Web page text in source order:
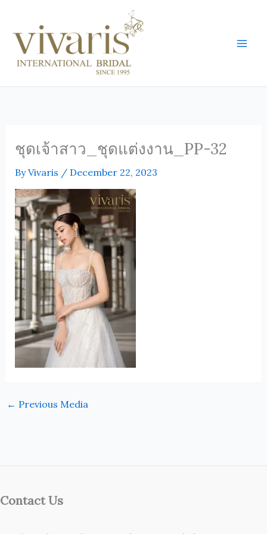
content
ชุดเจ้าสาว_ชุดแต่งงาน_PP-32
ByVivaris / December 22, 2023
← Previous Media
Contact Us